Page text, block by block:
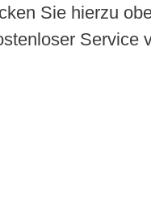
Sie hierzu
Service